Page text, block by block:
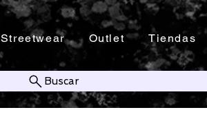
Streetwear Outlet Tiendas
Buscar